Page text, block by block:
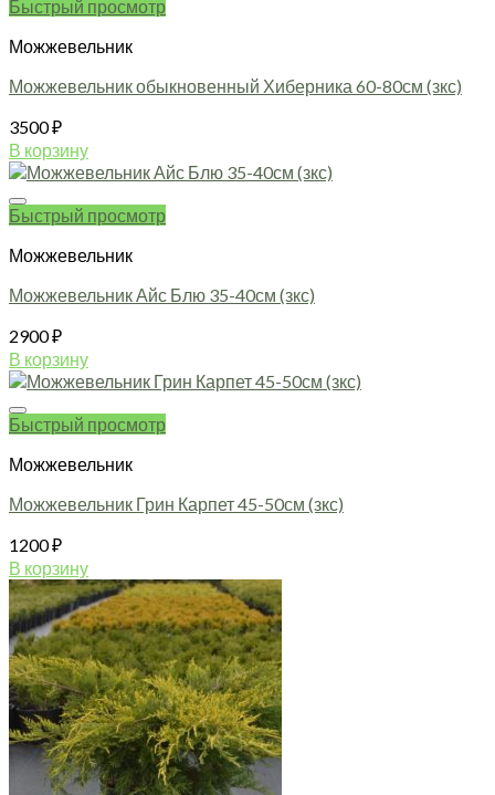
Быстрый просмотр
Можжевельник
Можжевельник обыкновенный Хиберника 60-80см (зкс)
3500₽
В корзину
Быстрый просмотр
Можжевельник
Можжевельник Айс Блю 35-40см (зкс)
2900₽
В корзину
Быстрый просмотр
Можжевельник
Можжевельник Грин Карпет 45-50см (зкс)
1200₽
В корзину